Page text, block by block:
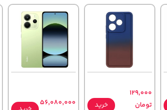
129,000
تومان
خرید
56,080,000